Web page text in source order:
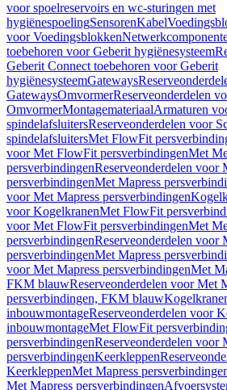
voor spoelreservoirs en wc-sturingen met
hygiënespoelingSensorenKabel
voor Voedingsblokken
toebehoren voor Geberit hygiënesysteem
Geberit Connect toebehoren voor Geberit
hygiënesysteemGateways
GatewaysOmvormerReserveonderdelen
OmvormerMontagemateriaalArmaturen
spindelafsluitersReserveonderdelen voor
spindelafsluitersMet FlowFit
voor Met FlowFit persverbindingenMet
persverbindingenReserveonderdelen voor
persverbindingenMet Mapress
voor Met Mapress persverbindingen
voor KogelkranenMet FlowFit
voor Met FlowFit persverbindingenMet
persverbindingenReserveonderdelen voor
persverbindingenMet Mapress
voor Met Mapress persverbindingenMet
FKM blauwReserveonderdelen voor Met
persverbindingen, FKM blauw
inbouwmontageReserveonderdelen voor
inbouwmontageMet FlowFit
persverbindingenReserveonderdelen voor
persverbindingenKeerkleppen
KeerkleppenMet Mapress
Met Mapress persverbindingen